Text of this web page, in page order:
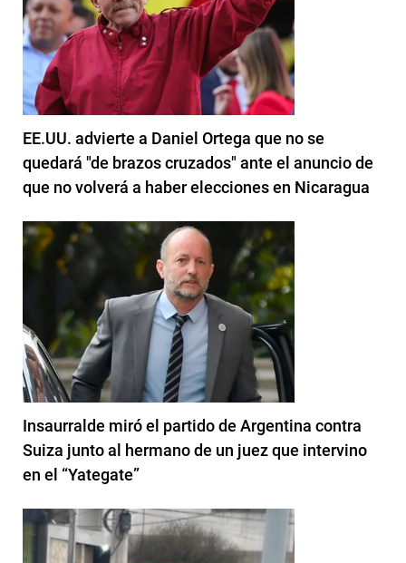
EE.UU. advierte a Daniel Ortega que no se
quedará "de brazos cruzados" ante el anuncio de
que no volverá a haber elecciones en Nicaragua
Insaurralde miró el partido de Argentina contra
Suiza junto al hermano de un juez que intervino
en el “Yategate”